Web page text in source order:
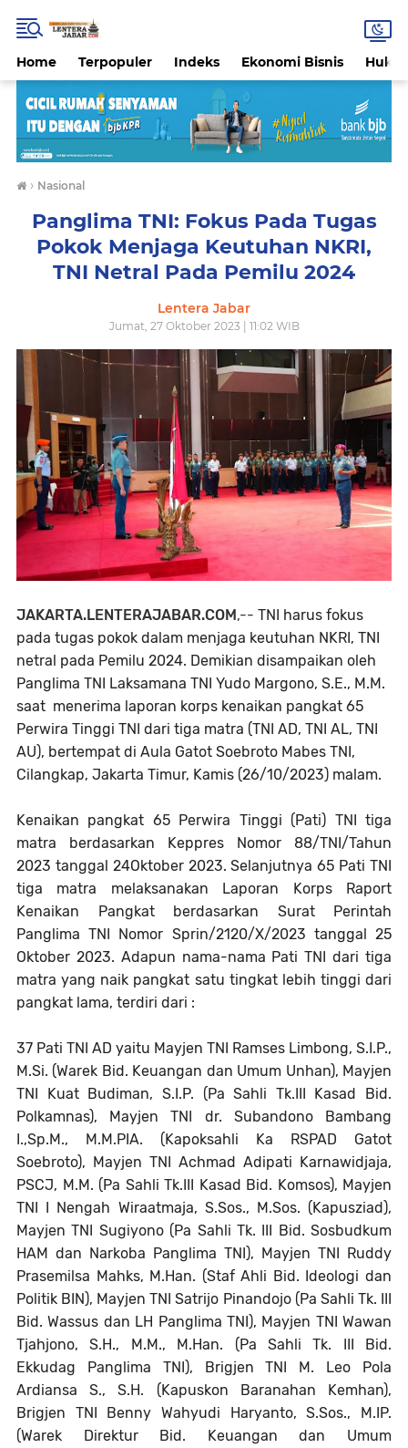
Home Terpopuler Indeks Ekonomi Bisnis
› Nasional
Panglima TNI: Fokus Pada Tugas
Pokok Menjaga Keutuhan NKRI,
TNI Netral Pada Pemilu 2024
Lentera Jabar
Jumat, 27 Oktober 2023 | 11:02 WIB
JAKARTA.LENTERAJABAR.COM,-- TNI harus fokus
pada tugas pokok dalam menjaga keutuhan NKRI, TNI
netral pada Pemilu 2024. Demikian disampaikan oleh
Panglima TNI Laksamana TNI Yudo Margono, S.E., M.M.
saat menerima laporan korps kenaikan pangkat 65
Perwira Tinggi TNI dari tiga matra (TNI AD, TNI AL, TNI
AU), bertempat di Aula Gatot Soebroto Mabes TNI,
Cilangkap, Jakarta Timur, Kamis (26/10/2023) malam.
Kenaikan pangkat 65 Perwira Tinggi (Pati) TNI tiga
matra berdasarkan Keppres Nomor 88/TNI/Tahun
2023 tanggal 24Oktober 2023. Selanjutnya 65 Pati TNI
tiga matra melaksanakan Laporan Korps Raport
Kenaikan Pangkat berdasarkan Surat Perintah
Panglima TNI Nomor Sprin/2120/X/2023 tanggal 25
Oktober 2023. Adapun nama-nama Pati TNI dari tiga
matra yang naik pangkat satu tingkat lebih tinggi dari
pangkat lama, terdiri dari :
37 Pati TNI AD yaitu Mayjen TNI Ramses Limbong, S.I.P.,
M.Si. (Warek Bid. Keuangan dan Umum Unhan), Mayjen
TNI Kuat Budiman, S.I.P. (Pa Sahli Tk.III Kasad Bid.
Polkamnas), Mayjen TNI dr. Subandono Bambang
I.,Sp.M., M.M.PIA. (Kapoksahli Ka RSPAD Gatot
Soebroto), Mayjen TNI Achmad Adipati Karnawidjaja,
PSCJ, M.M. (Pa Sahli Tk.III Kasad Bid. Komsos), Mayjen
TNI I Nengah Wiraatmaja, S.Sos., M.Sos. (Kapusziad),
Mayjen TNI Sugiyono (Pa Sahli Tk. III Bid. Sosbudkum
HAM dan Narkoba Panglima TNI), Mayjen TNI Ruddy
Prasemilsa Mahks, M.Han. (Staf Ahli Bid. Ideologi dan
Politik BIN), Mayjen TNI Satrijo Pinandojo (Pa Sahli Tk. III
Bid. Wassus dan LH Panglima TNI), Mayjen TNI Wawan
Tjahjono, S.H., M.M., M.Han. (Pa Sahli Tk. III Bid.
Ekkudag Panglima TNI), Brigjen TNI M. Leo Pola
Ardiansa S., S.H. (Kapuskon Baranahan Kemhan),
Brigjen TNI Benny Wahyudi Haryanto, S.Sos., M.IP.
(Warek Direktur Bid. Keuangan dan Umum